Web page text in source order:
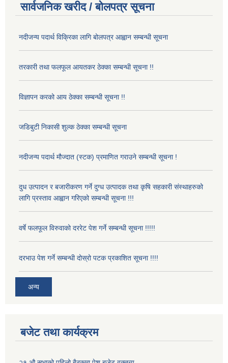
सार्वजनिक खरीद / बोलपत्र सूचना
नदीजन्य पदार्थ विक्रिका लागि बोलपत्र आह्वान सम्बन्धी सूचना
तरकारी तथा फलफूल आयतकर ठेक्का सम्बन्धी सूचना !!
विज्ञापन करको आय ठेक्का सम्बन्धी सूचना !!
जडिबुटी निकासी शुल्क ठेक्का सम्बन्धी सूचना
नदीजन्य पदार्थ मौज्दात (स्टक) प्रमाणित गराउने सम्बन्धी सूचना !
दुध उत्पादन र बजारीकरण गर्ने दुग्ध उत्पादक तथा कृषि सहकारी संस्थाहरुको
लागि प्रस्ताव आह्वान गरिएको सम्बन्धी सूचना !!!
वर्षे फलफूल विरुवाको दररेट पेश गर्ने सम्बन्धी सूचना !!!!!
दरभाउ पेश गर्ने सम्बन्धी दोस्रो पटक प्रकाशित सूचना !!!!
अन्य
बजेट तथा कार्यक्रम